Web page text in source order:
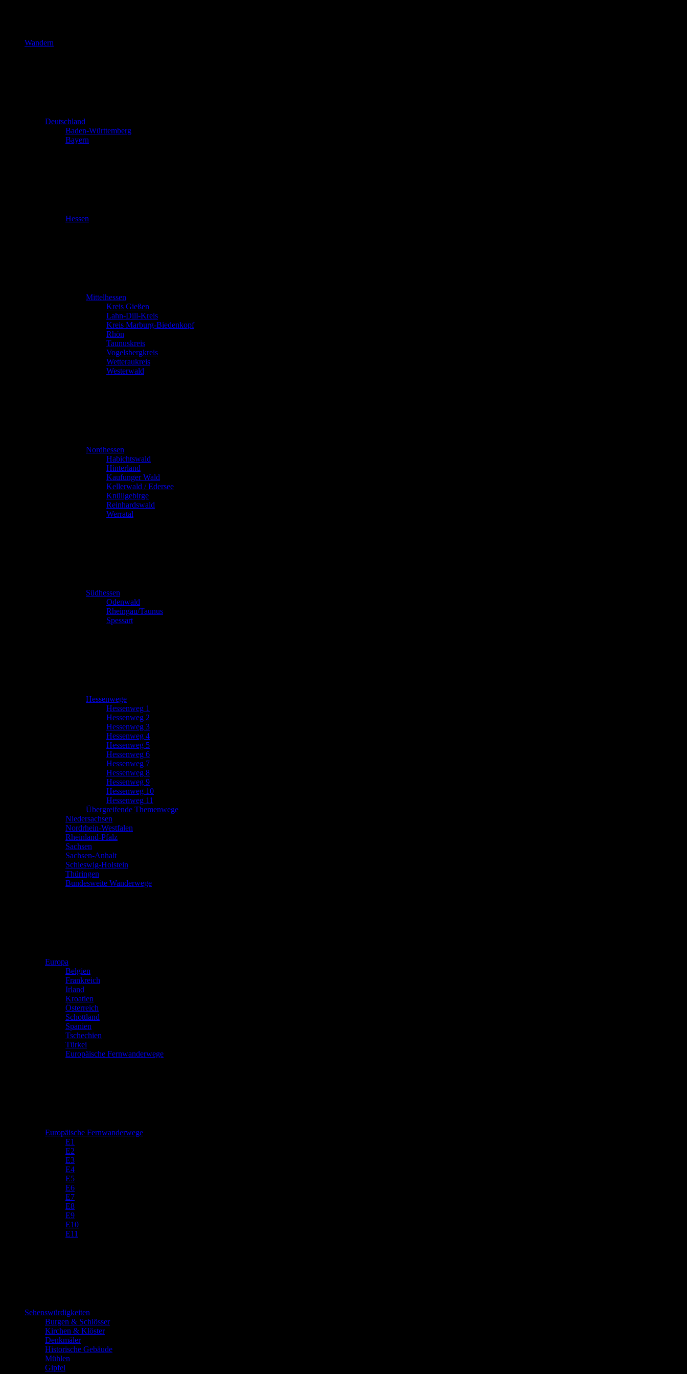
Wandern
Deutschland
Baden-Württemberg
Bayern
Hessen
Mittelhessen
Kreis Gießen
Lahn-Dill-Kreis
Kreis Marburg-Biedenkopf
Rhön
Taunuskreis
Vogelsbergkreis
Wetteraukreis
Westerwald
Nordhessen
Habichtswald
Hinterland
Kaufunger Wald
Kellerwald / Edersee
Knüllgebirge
Reinhardswald
Werratal
Südhessen
Odenwald
Rheingau/Taunus
Spessart
Hessenwege
Hessenweg 1
Hessenweg 2
Hessenweg 3
Hessenweg 4
Hessenweg 5
Hessenweg 6
Hessenweg 7
Hessenweg 8
Hessenweg 9
Hessenweg 10
Hessenweg 11
Übergreifende Themenwege
Niedersachsen
Nordrhein-Westfalen
Rheinland-Pfalz
Sachsen
Sachsen-Anhalt
Schleswig-Holstein
Thüringen
Bundesweite Wanderwege
Europa
Belgien
Frankreich
Irland
Kroatien
Österreich
Schottland
Spanien
Tschechien
Türkei
Europäische Fernwanderwege
Europäische Fernwanderwege
E1
E2
E3
E4
E5
E6
E7
E8
E9
E10
E11
Sehenswürdigkeiten
Burgen & Schlösser
Kirchen & Klöster
Denkmäler
Historische Gebäude
Mühlen
Gipfel